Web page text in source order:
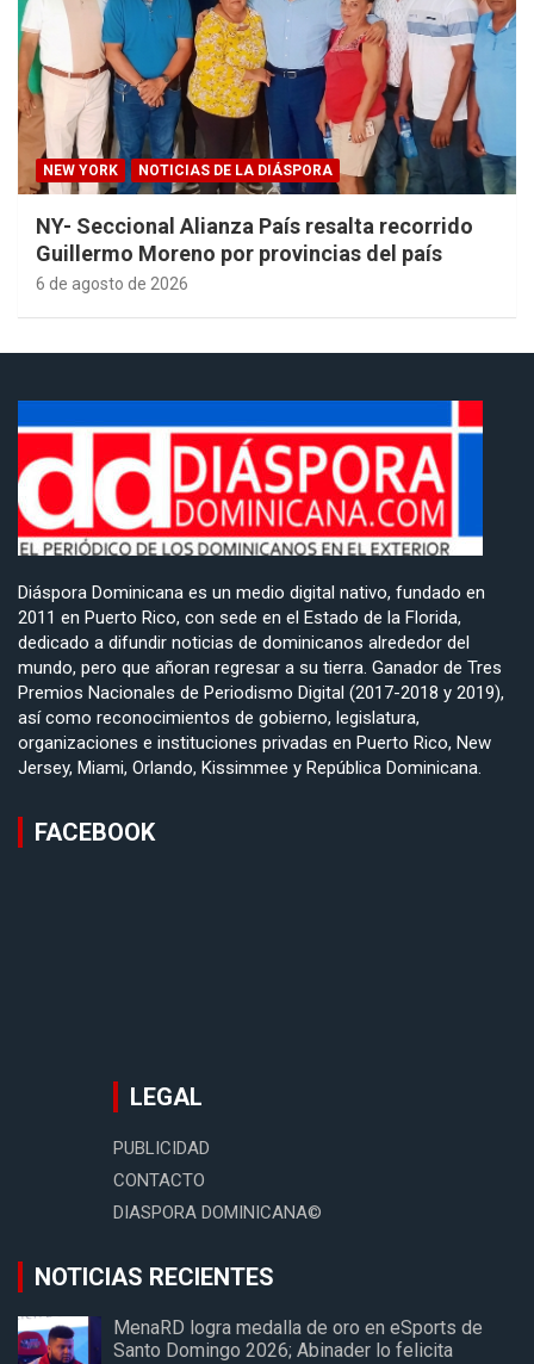
NEW YORK NOTICIAS DE LA DIÁSPORA
NY- Seccional Alianza País resalta recorrido
Guillermo Moreno por provincias del país
6 de agosto de 2026
Diáspora Dominicana es un medio digital nativo, fundado en
2011 en Puerto Rico, con sede en el Estado de la Florida,
dedicado a difundir noticias de dominicanos alrededor del
mundo, pero que añoran regresar a su tierra. Ganador de Tres
Premios Nacionales de Periodismo Digital (2017-2018 y 2019),
así como reconocimientos de gobierno, legislatura,
organizaciones e instituciones privadas en Puerto Rico, New
Jersey, Miami, Orlando, Kissimmee y República Dominicana.
FACEBOOK
LEGAL
PUBLICIDAD
CONTACTO
DIASPORA DOMINICANA©
NOTICIAS RECIENTES
MenaRD logra medalla de oro en eSports de
Santo Domingo 2026; Abinader lo felicita